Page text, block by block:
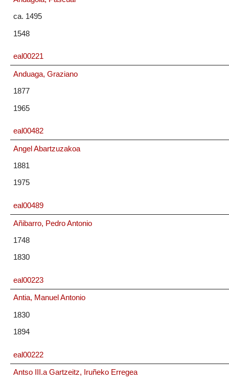
ca. 1495
1548
eal00221
Anduaga, Graziano
1877
1965
eal00482
Angel Abartzuzakoa
1881
1975
eal00489
Añibarro, Pedro Antonio
1748
1830
eal00223
Antia, Manuel Antonio
1830
1894
eal00222
Antso III.a Gartzeitz, Iruñeko Erregea